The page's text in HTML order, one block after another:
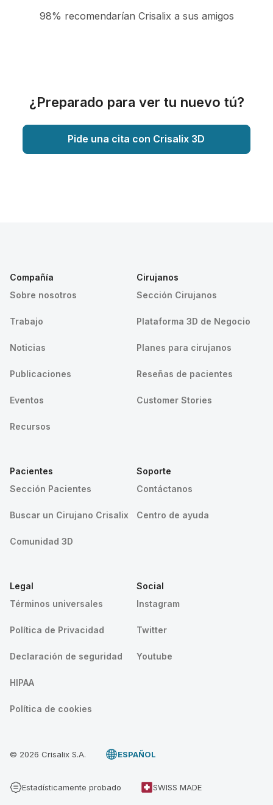
98% recomendarían Crisalix a sus amigos
¿Preparado para ver tu nuevo tú?
Pide una cita con Crisalix 3D
Compañía
Sobre nosotros
Trabajo
Noticias
Publicaciones
Eventos
Recursos
Cirujanos
Sección Cirujanos
Plataforma 3D de Negocio
Planes para cirujanos
Reseñas de pacientes
Customer Stories
Pacientes
Sección Pacientes
Buscar un Cirujano Crisalix
Comunidad 3D
Soporte
Contáctanos
Centro de ayuda
Legal
Términos universales
Política de Privacidad
Declaración de seguridad
HIPAA
Política de cookies
Social
Instagram
Twitter
Youtube
© 2026 Crisalix S.A. ESPAÑOL
Estadísticamente probado SWISS MADE